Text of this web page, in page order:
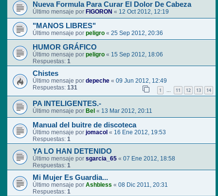
Nueva Formula Para Curar El Dolor De Cabeza
Último mensaje por FIGORON « 12 Oct 2012, 12:19
"MANOS LIBRES"
Último mensaje por peligro « 25 Sep 2012, 20:36
HUMOR GRÁFICO
Último mensaje por peligro « 15 Sep 2012, 18:06
Respuestas: 1
Chistes
Último mensaje por depeche « 09 Jun 2012, 12:49
Respuestas: 131 1 … 11 12 13 14
PA INTELIGENTES.-
Último mensaje por Bel « 13 Mar 2012, 20:11
Manual del buitre de discoteca
Último mensaje por jomacol « 16 Ene 2012, 19:53
Respuestas: 1
YA LO HAN DETENIDO
Último mensaje por sgarcia_65 « 07 Ene 2012, 18:58
Respuestas: 1
Mi Mujer Es Guardia...
Último mensaje por Ashbless « 08 Dic 2011, 20:31
Respuestas: 1